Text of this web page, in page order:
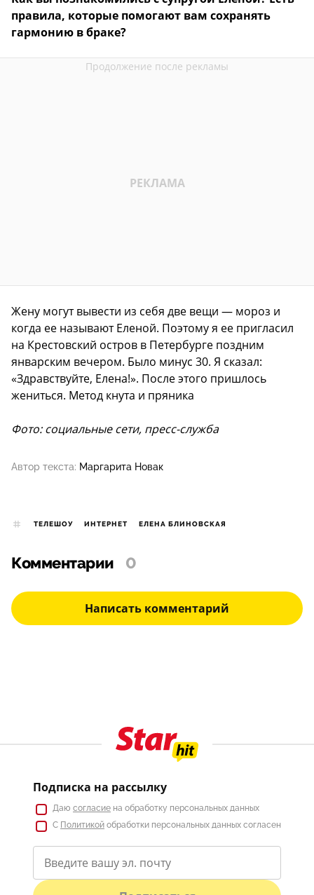
правила, которые помогают вам сохранять
гармонию в браке?
Жену могут вывести из себя две вещи — мороз и
когда ее называют Еленой. Поэтому я ее пригласил
на Крестовский остров в Петербурге поздним
январским вечером. Было минус 30. Я сказал:
«Здравствуйте, Елена!». После этого пришлось
жениться. Метод кнута и пряника
Фото: социальные сети, пресс-служба
Автор текста: Маргарита Новак
ТЕЛЕШОУ ИНТЕРНЕТ ЕЛЕНА БЛИНОВСКАЯ
Комментарии 0
Написать комментарий
Подписка на рассылку
Даю согласие на обработку персональных данных
С Политикой обработки персональных данных согласен